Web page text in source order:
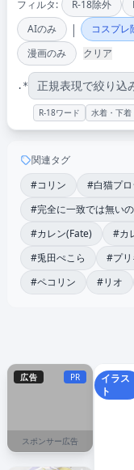
フィルタ: R-18除外
AIのみ
| コスプレ
漫画のみ
クリア
.*
R-18ワード 水着・下着
関連タグ
#コリン
#白猫プロ
#完全に一致では無い
#カレン(Fate)
#カ
#兎田ぺこら
#プリ
#ペコリン
#リオ
広告 PR
スポンサー広告
イラス
ト